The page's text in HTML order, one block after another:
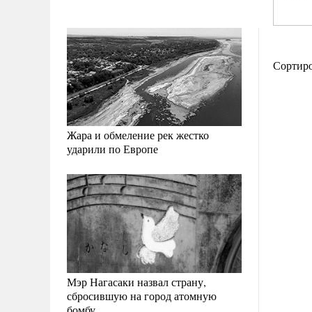
Жара и обмеление рек жестко
ударили по Европе
Мэр Нагасаки назвал страну,
сбросившую на город атомную